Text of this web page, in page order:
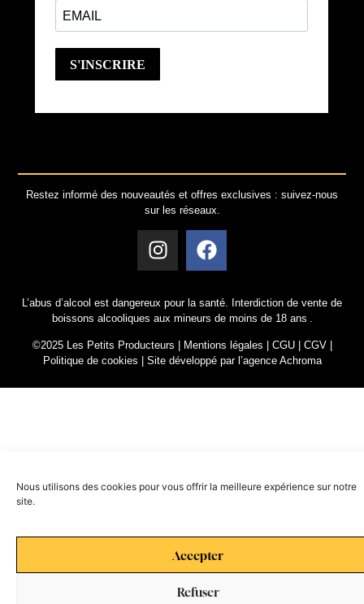
Nous utilisons des cookies pour vous offrir la meilleure expérience sur notre
site.
Accepter
Refuser
Restez informé des nouveautés et offres exclusives : suivez-nous
sur les réseaux.
L’abus d’alcool est dangereux pour la santé. Interdiction de vente de
boissons alcooliques aux mineurs de moins de 18 ans .
©2025 Les Petits Producteurs | Mentions légales CGU| CGV|
Politique de cookies
Site développé par l’agence Achroma